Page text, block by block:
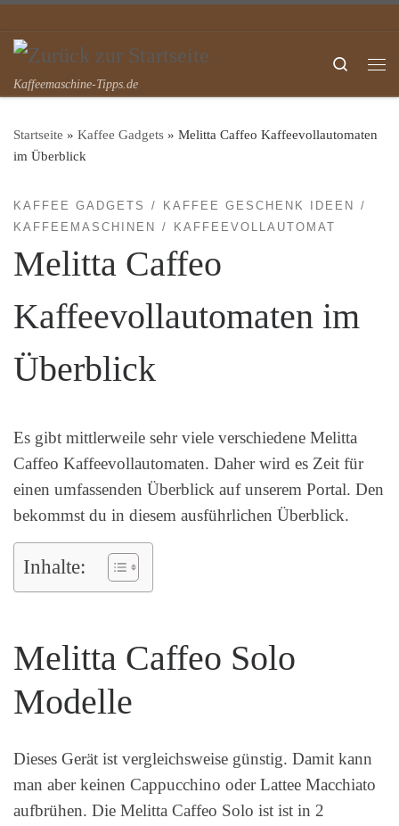
Kaffeemaschine-Tipps.de
Search
Startseite » Kaffee Gadgets » Melitta Caffeo Kaffeevollautomaten
im Überblick
KAFFEE GADGETS
KAFFEE GESCHENK IDEEN
KAFFEEMASCHINEN
KAFFEEVOLLAUTOMAT
Melitta Caffeo
Kaffeevollautomaten im
Überblick
Es gibt mittlerweile sehr viele verschiedene Melitta
Caffeo Kaffeevollautomaten. Daher wird es Zeit für
einen umfassenden Überblick auf unserem Portal. Den
bekommst du in diesem ausführlichen Überblick.
Inhalte:
Melitta Caffeo Solo
Modelle
Dieses Gerät ist vergleichsweise günstig. Damit kann
man aber keinen Cappucchino oder Lattee Macchiato
aufbrühen. Die Melitta Caffeo Solo ist ist in 2